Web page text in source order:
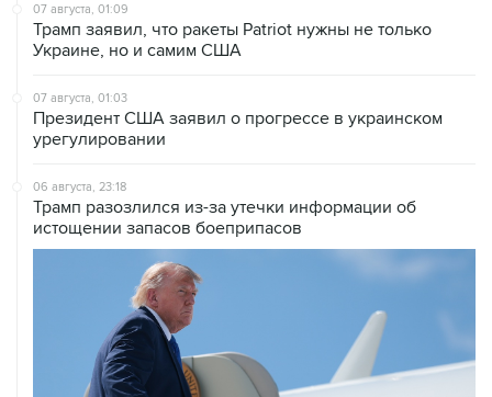
07 августа, 01:09
Трамп заявил, что ракеты Patriot нужны не только
Украине, но и самим США
07 августа, 01:03
Президент США заявил о прогрессе в украинском
урегулировании
06 августа, 23:18
Трамп разозлился из-за утечки информации об
истощении запасов боеприпасов